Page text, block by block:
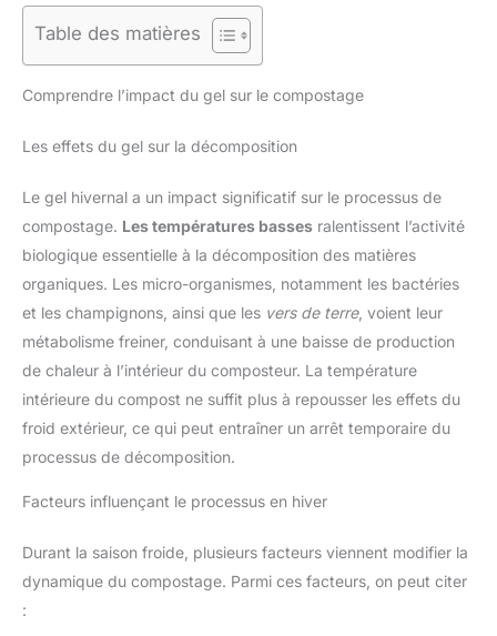
Table des matières
Comprendre l’impact du gel sur le compostage
Les effets du gel sur la décomposition
Le gel hivernal a un impact significatif sur le processus de
compostage. Les températures basses ralentissent l’activité
biologique essentielle à la décomposition des matières
organiques. Les micro-organismes, notamment les bactéries
et les champignons, ainsi que les vers de terre, voient leur
métabolisme freiner, conduisant à une baisse de production
de chaleur à l’intérieur du composteur. La température
intérieure du compost ne suffit plus à repousser les effets du
froid extérieur, ce qui peut entraîner un arrêt temporaire du
processus de décomposition.
Facteurs influençant le processus en hiver
Durant la saison froide, plusieurs facteurs viennent modifier la
dynamique du compostage. Parmi ces facteurs, on peut citer
: